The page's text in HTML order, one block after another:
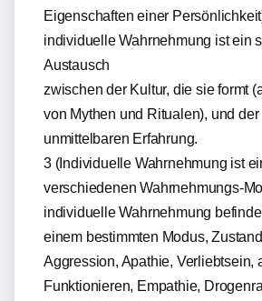
Eigenschaften einer
individuelle Wahrnehmung ist ein
Austausch
zwischen der Kultur, die sie formt
von Mythen und Ritualen), und der
unmittelbaren Erfahrung.
3 (Individuelle Wahrnehmung ist
verschiedenen Wahrnehmungs-
individuelle Wahrnehmung
einem bestimmten Modus,
Aggression, Apathie, Verliebtsein,
Funktionieren, Empathie,